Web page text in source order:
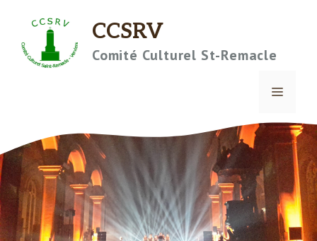
contenu
CCSRV
Comité Culturel St-Remacle
MENU